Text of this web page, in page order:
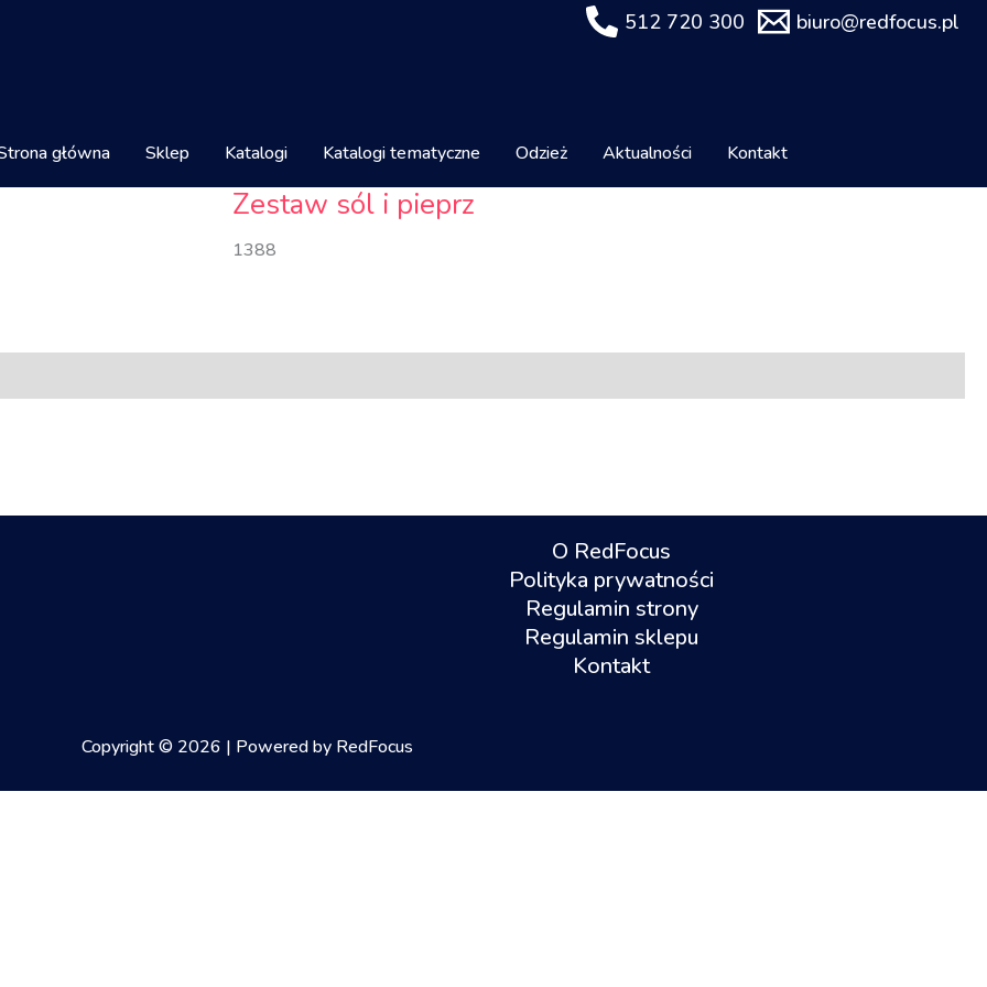
512 720 300 biuro@redfocus.pl
główna Sklep Katalogi Katalogi tematyczne Odzież Aktualności Kontakt
Zestaw sól i pieprz
1388
O RedFocus
Polityka prywatności
Regulamin strony
Regulamin sklepu
Kontakt
Copyright © 2026 | Powered by RedFocus